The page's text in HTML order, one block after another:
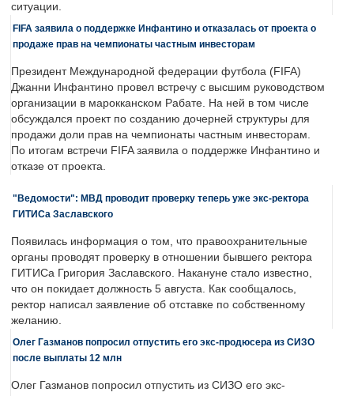
ситуации.
FIFA заявила о поддержке Инфантино и отказалась от проекта о
продаже прав на чемпионаты частным инвесторам
Президент Международной федерации футбола (FIFA)
Джанни Инфантино провел встречу с высшим руководством
организации в марокканском Рабате. На ней в том числе
обсуждался проект по созданию дочерней структуры для
продажи доли прав на чемпионаты частным инвесторам.
По итогам встречи FIFA заявила о поддержке Инфантино и
отказе от проекта.
"Ведомости": МВД проводит проверку теперь уже экс-ректора
ГИТИСа Заславского
Появилась информация о том, что правоохранительные
органы проводят проверку в отношении бывшего ректора
ГИТИСа Григория Заславского. Накануне стало известно,
что он покидает должность 5 августа. Как сообщалось,
ректор написал заявление об отставке по собственному
желанию.
Олег Газманов попросил отпустить его экс-продюсера из СИЗО
после выплаты 12 млн
Олег Газманов попросил отпустить из СИЗО его экс-